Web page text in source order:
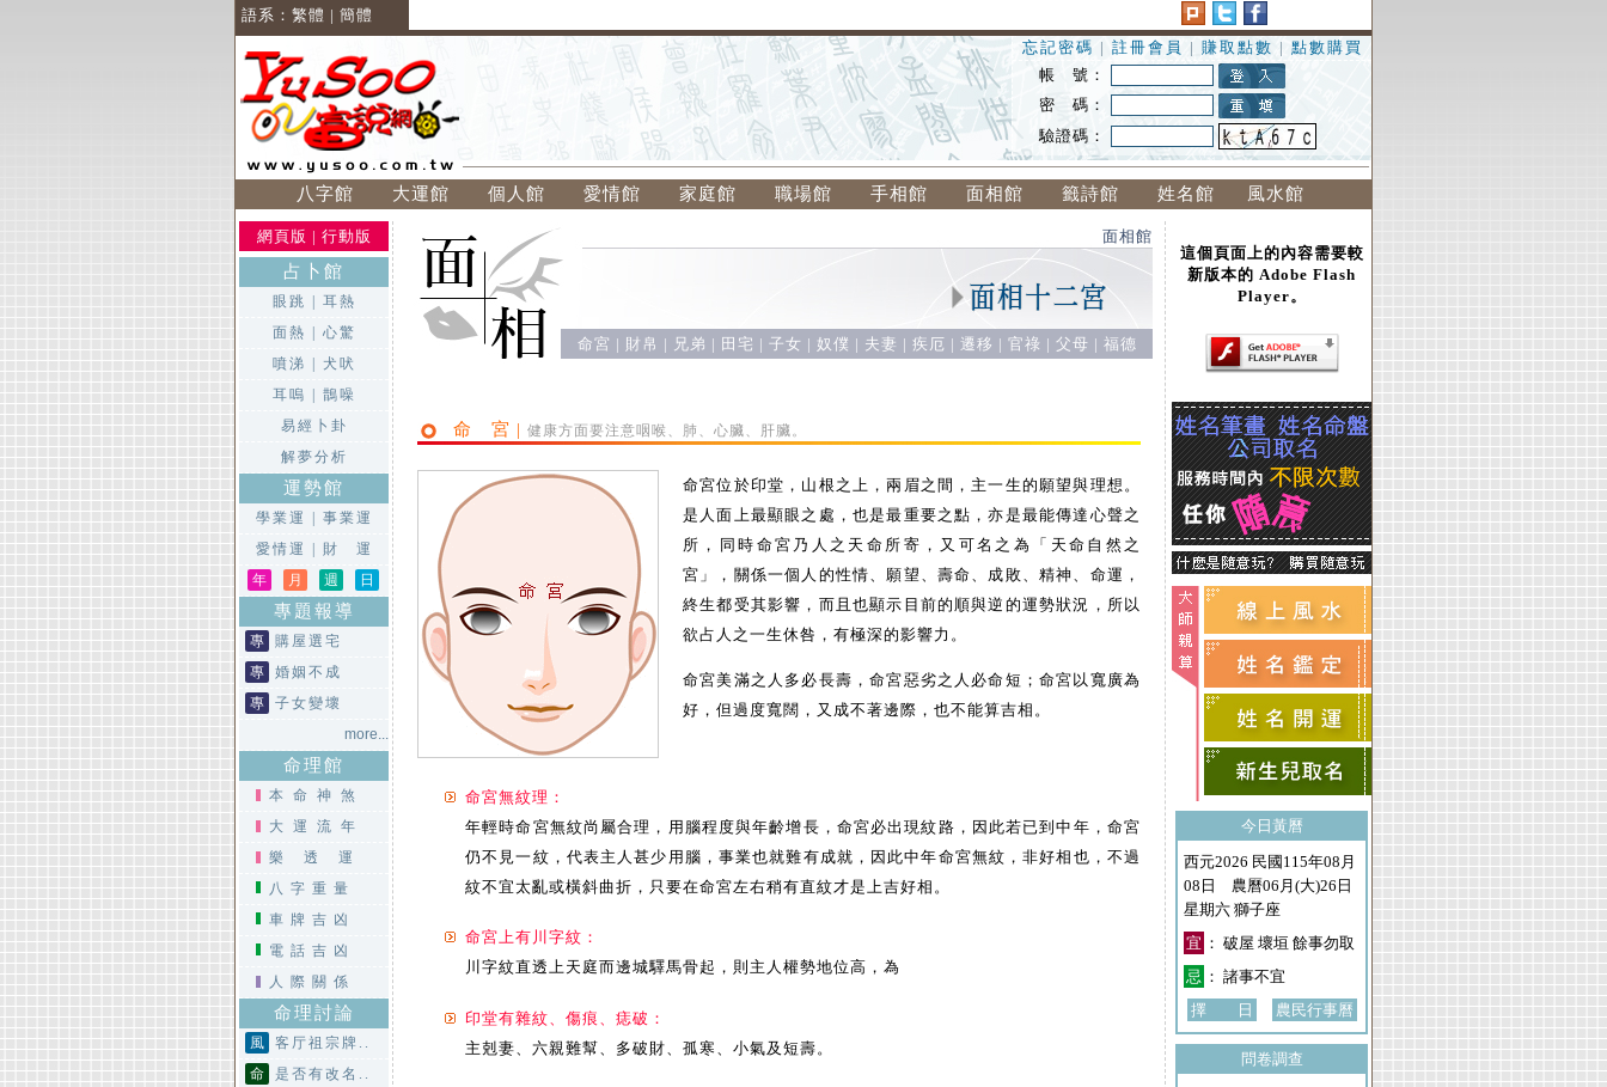
語系： 繁體 | 簡體
忘記密碼 | 註冊會員 | 賺取點數 | 點數購買
帳 號：
密 碼：
驗證碼：
八字館 大運館 個人館 愛情館 家庭館 職場館 手相館 面相館 籤詩館 姓名館 風水館
這個頁面上的內容需要較
新版本的 Adobe Flash
Player。
今日黃曆
西元2026 民國115年08月
08日 農曆06月(大)26日
星期六 獅子座
宜 ： 破屋 壞垣 餘事勿取
忌 ： 諸事不宜
擇 日
農民行事曆
問卷調查
網頁版 | 行動版
占卜館
眼跳
耳熱
面熱
心驚
噴涕
犬吠
耳嗚
鵲噪
易經卜卦
解夢分析
運勢館
學業運
事業運
愛情運
財 運
年
月 週 日
專題報導
專
購屋選宅
專
婚姻不成
專
子女變壞
more...
命理館
本命神煞
大運流年
樂透運
八字重量
車牌吉凶
電話吉凶
人際關係
命理討論
風
客厅祖宗牌..
命
是否有改名..
面相館
命宮 | 財帛 | 兄弟 | 田宅 | 子女 | 奴僕 | 夫妻 | 疾厄 | 遷移 | 官祿 | 父母 | 福德
命 宮 | 健康方面要注意咽喉、肺、心臟、肝臟。
命宮位於印堂，山根之上，兩眉之間，主一生的願望與理想。
是人面上最顯眼之處，也是最重要之點，亦是最能傳達心聲之
所，同時命宮乃人之天命所寄，又可名之為「天命自然之
宮」，關係一個人的性情、願望、壽命、成敗、精神、命運，
終生都受其影響，而且也顯示目前的順與逆的運勢狀況，所以
欲占人之一生休咎，有極深的影響力。
命宮美滿之人多必長壽，命宮惡劣之人必命短；命宮以寬廣為
好，但過度寬闊，又成不著邊際，也不能算吉相。
命宮無紋理：
年輕時命宮無紋尚屬合理，用腦程度與年齡增長，命宮必出現紋路，因此若已到中年，命宮
仍不見一紋，代表主人甚少用腦，事業也就難有成就，因此中年命宮無紋，非好相也，不過
紋不宜太亂或橫斜曲折，只要在命宮左右稍有直紋才是上吉好相。
命宮上有川字紋：
川字紋直透上天庭而邊城驛馬骨起，則主人權勢地位高，為
印堂有雜紋、傷痕、痣破：
主剋妻、六親難幫、多破財、孤寒、小氣及短壽。